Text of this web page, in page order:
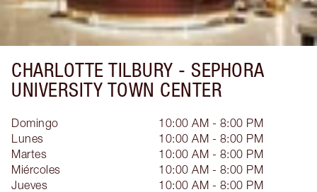
CHARLOTTE TILBURY - SEPHORA
UNIVERSITY TOWN CENTER
Domingo
10:00 AM - 8:00 PM
Lunes
10:00 AM - 8:00 PM
Martes
10:00 AM - 8:00 PM
Miércoles
10:00 AM - 8:00 PM
Jueves
10:00 AM - 8:00 PM